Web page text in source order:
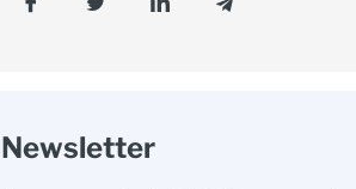
Newsletter